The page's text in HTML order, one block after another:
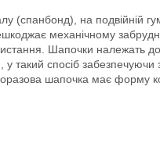
(спанбонд), на подвійній
механічному
Шапочки належать
спосіб забезпечуючи
шапочка має